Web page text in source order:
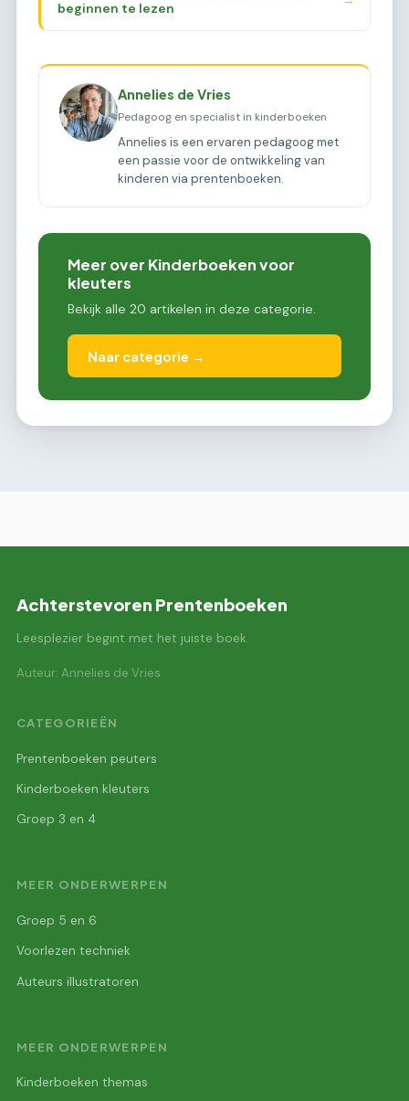
beginnen te lezen
Annelies de Vries
Pedagoog en specialist in kinderboeken
Annelies is een ervaren pedagoog met
een passie voor de ontwikkeling van
kinderen via prentenboeken.
Meer over Kinderboeken voor
kleuters
Bekijk alle 20 artikelen in deze categorie.
Naar categorie →
Achterstevoren Prentenboeken
Leesplezier begint met het juiste boek.
Auteur: Annelies de Vries
CATEGORIEËN
Prentenboeken peuters
Kinderboeken kleuters
Groep 3 en 4
MEER ONDERWERPEN
Groep 5 en 6
Voorlezen techniek
Auteurs illustratoren
MEER ONDERWERPEN
Kinderboeken themas